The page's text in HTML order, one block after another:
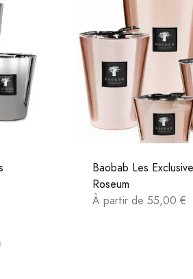
Baobab Les
Roseum
À partir de 55,00 €